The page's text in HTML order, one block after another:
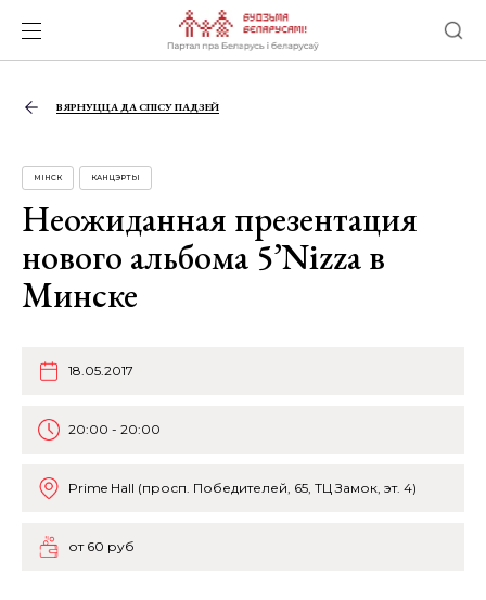
ВЯРНУЦЦА ДА СПІСУ ПАДЗЕЙ
МІНСК КАНЦЭРТЫ
Неожиданная презентация
нового альбома 5’Nizza в
Минске
18.05.2017
20:00 - 20:00
Prime Hall (просп. Победителей, 65, ТЦ Замок, эт. 4)
от 60 руб